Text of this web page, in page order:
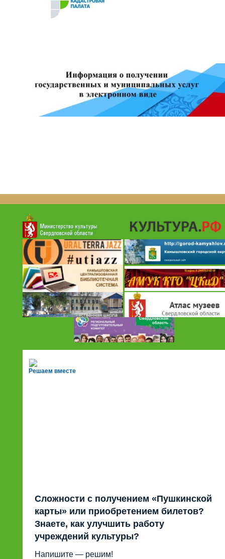
Решаем вместе
Сложности с получением «Пушкинской
карты» или приобретением билетов?
Знаете, как улучшить работу
учреждений культуры?
Напишите — решим!